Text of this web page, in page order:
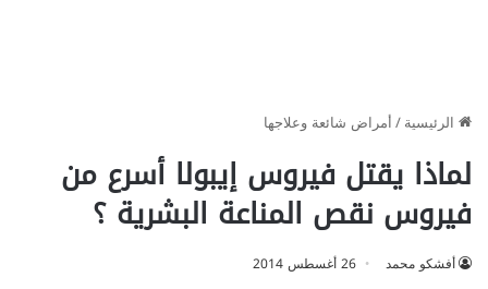
الرئيسية/أمراض شائعة وعلاجها
لماذا يقتل فيروس إيبولا أسرع من
فيروس نقص المناعة البشرية ؟
أفشكو محمد 26 أغسطس 2014